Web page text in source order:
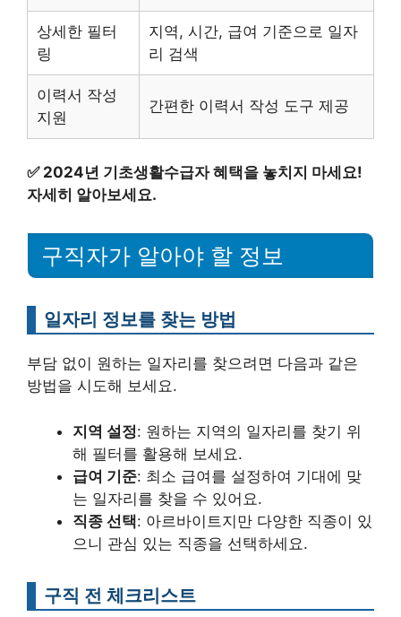
상세한 필터
링
지역, 시간, 급여 기준으로 일자
리 검색
이력서 작성
지원
간편한 이력서 작성 도구 제공
✅ 2024년 기초생활수급자 혜택을 놓치지 마세요!
자세히 알아보세요.
구직자가 알아야 할 정보
일자리 정보를 찾는 방법
부담 없이 원하는 일자리를 찾으려면 다음과 같은
방법을 시도해 보세요.
지역 설정: 원하는 지역의 일자리를 찾기 위
해 필터를 활용해 보세요.
급여 기준: 최소 급여를 설정하여 기대에 맞
는 일자리를 찾을 수 있어요.
직종 선택: 아르바이트지만 다양한 직종이 있
으니 관심 있는 직종을 선택하세요.
구직 전 체크리스트